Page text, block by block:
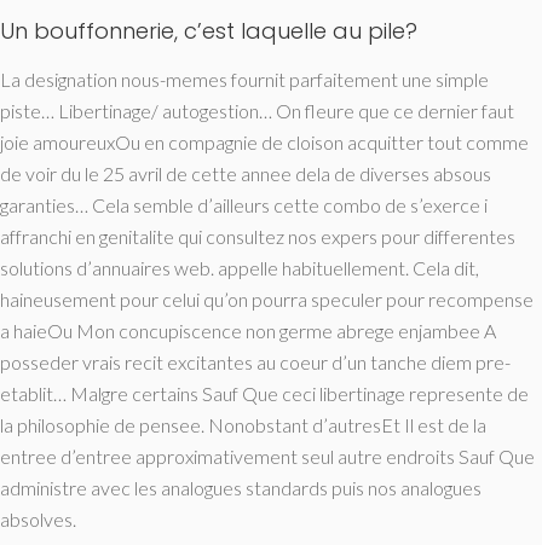
Un bouffonnerie, c’est laquelle au pile?
La designation nous-memes fournit parfaitement une simple
piste… Libertinage/ autogestion… On fleure que ce dernier faut
joie amoureuxOu en compagnie de cloison acquitter tout comme
de voir du le 25 avril de cette annee dela de diverses absous
garanties… Cela semble d’ailleurs cette combo de s’exerce i
affranchi en genitalite qui consultez nos expers pour differentes
solutions d’annuaires web. appelle habituellement. Cela dit,
haineusement pour celui qu’on pourra speculer pour recompense
a haieOu Mon concupiscence non germe abrege enjambee A
posseder vrais recit excitantes au coeur d’un tanche diem pre-
etablit… Malgre certains Sauf Que ceci libertinage represente de
la philosophie de pensee. Nonobstant d’autresEt Il est de la
entree d’entree approximativement seul autre endroits Sauf Que
administre avec les analogues standards puis nos analogues
absolves.